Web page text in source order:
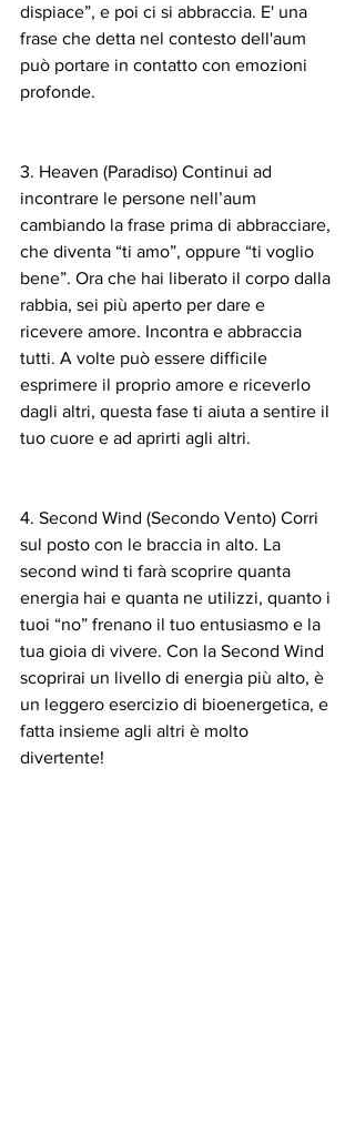
dispiace”, e poi ci si abbraccia. E' una
frase che detta nel contesto dell'aum
può portare in contatto con emozioni
profonde.
3. Heaven (Paradiso) Continui ad
incontrare le persone nell’aum
cambiando la frase prima di abbracciare,
che diventa “ti amo”, oppure “ti voglio
bene”. Ora che hai liberato il corpo dalla
rabbia, sei più aperto per dare e
ricevere amore. Incontra e abbraccia
tutti. A volte può essere difficile
esprimere il proprio amore e riceverlo
dagli altri, questa fase ti aiuta a sentire il
tuo cuore e ad aprirti agli altri.
4. Second Wind (Secondo Vento) Corri
sul posto con le braccia in alto. La
second wind ti farà scoprire quanta
energia hai e quanta ne utilizzi, quanto i
tuoi “no” frenano il tuo entusiasmo e la
tua gioia di vivere. Con la Second Wind
scoprirai un livello di energia più alto, è
un leggero esercizio di bioenergetica, e
fatta insieme agli altri è molto
divertente!